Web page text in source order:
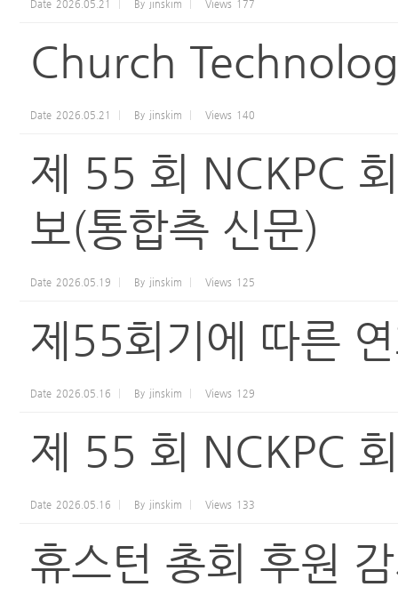
Date 2026.05.21 By jinskim Views 177
Church
Date 2026.05.21 By jinskim Views 140
제 55 회 NCKPC
보(통합측 신문)
Date 2026.05.19 By jinskim Views 125
제55회기에 따른
Date 2026.05.16 By jinskim Views 129
제 55 회 NCKPC
Date 2026.05.16 By jinskim Views 133
휴스턴 총회 후원